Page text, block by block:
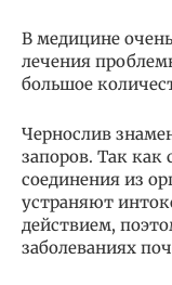
В медицине
лечения
большое
Чернослив
запоров. Так как
соединения из
устраняют
действием,
заболеваниях